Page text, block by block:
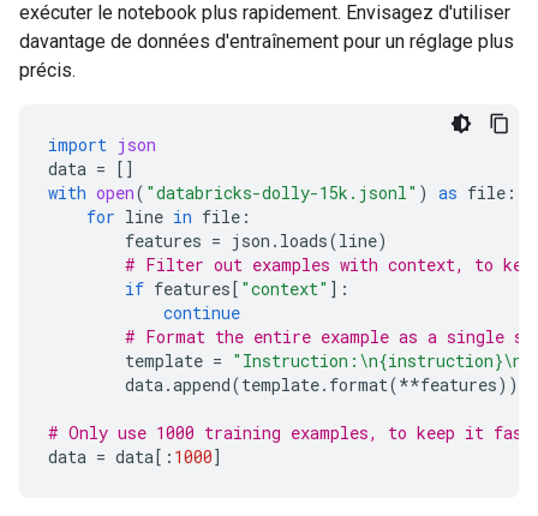
exécuter le notebook plus rapidement. Envisagez d'utiliser
davantage de données d'entraînement pour un réglage plus
précis.
import json
data = []
with open( "databricks-dolly-15k.jsonl" ) as file :
for line in file :
features = json . loads(line)
# Filter out examples with context, to
if features[ "context" ]:
continue
# Format the entire example as a single
template = "Instruction: \n{instruction}
data.append(template. format(**features))
# Only use 1000 training examples, to keep it
data = data[: 1000]